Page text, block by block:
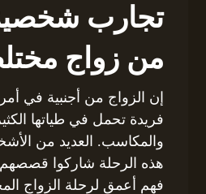
تجارب
من زواج
إن الزواج من أجنبية في
فريدة تحمل في طياتها
والمكاسب. العديد من
هذه الرحلة شاركوا
فهم أعمق لرحلة الزواج